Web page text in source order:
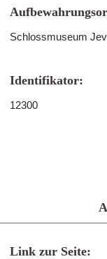
Schlossmuseum
Identifikator:
12300
Link zur Seite: